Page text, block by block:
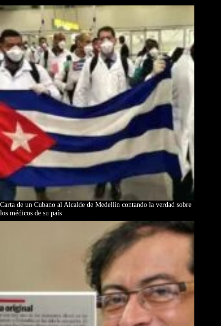
Carta de un Cubano al Alcalde de Medellín contando la verdad sobre
los médicos de su país